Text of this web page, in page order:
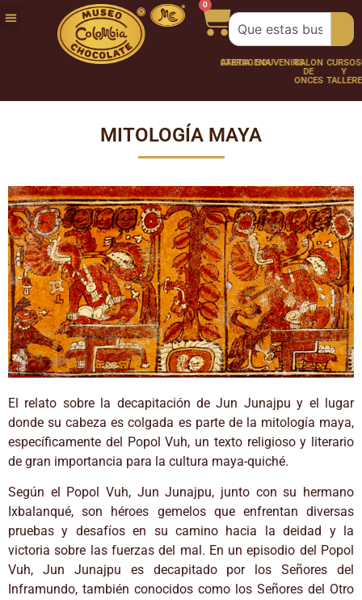
0
FUNDACIÓNNUESTRATRABAJA
CHOCOLATERÍA
CARTAGENASOUVENIRSSALÓN
DE
ONCES
CURSOS
Y
MITOLOGÍA MAYA
El relato sobre la decapitación de Jun Junajpu y el lugar
donde su cabeza es colgada es parte de la mitología maya,
específicamente del Popol Vuh, un texto religioso y literario
de gran importancia para la cultura maya-quiché.
Según el Popol Vuh, Jun Junajpu, junto con su hermano
Ixbalanqué, son héroes gemelos que enfrentan diversas
pruebas y desafíos en su camino hacia la deidad y la
victoria sobre las fuerzas del mal. En un episodio del Popol
Vuh, Jun Junajpu es decapitado por los Señores del
Inframundo, también conocidos como los Señores del Otro